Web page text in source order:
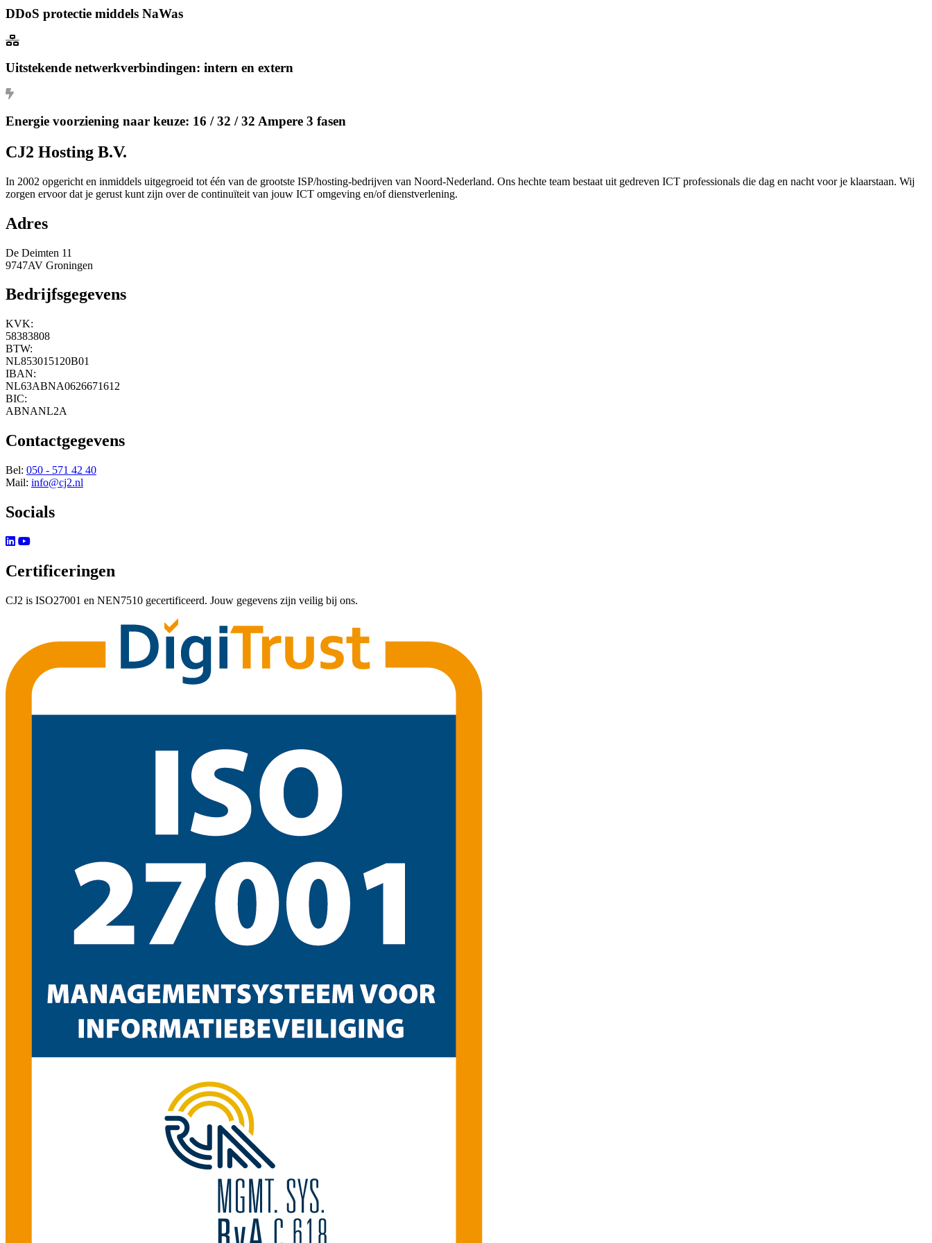
DDoS protectie middels NaWas
Uitstekende netwerkverbindingen: intern en extern
Energie voorziening naar keuze: 16 / 32 / 32 Ampere 3 fasen
CJ2 Hosting B.V.
In 2002 opgericht en inmiddels uitgegroeid tot één van de grootste ISP/hosting-bedrijven van Noord-Nederland. Ons hechte team bestaat uit gedreven ICT professionals die dag en nacht voor je klaarstaan. Wij
zorgen ervoor dat je gerust kunt zijn over de continuïteit van jouw ICT omgeving en/of dienstverlening.
Adres
De Deimten 11
9747AV Groningen
Bedrijfsgegevens
KVK:
58383808
BTW:
NL853015120B01
IBAN:
NL63ABNA0626671612
BIC:
ABNANL2A
Contactgegevens
Bel: 050 - 571 42 40
Mail: info@cj2.nl
Socials
Certificeringen
CJ2 is ISO27001 en NEN7510 gecertificeerd. Jouw gegevens zijn veilig bij ons.